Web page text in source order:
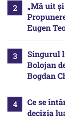
„Mă uit
Eugen
Singurul
Bolojan
Bogdan
Ce se
decizia